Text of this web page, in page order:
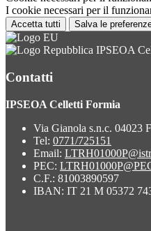
I cookie necessari per il
Accetta tutti Salva le
IPSEOA
Contatti
IPSEOA Celletti Formia
Via Gianola s.n.c. 04023
Tel: 0771/725151
Email:
PEC:
C.F.: 81003890597
IBAN: IT 21 M 05372